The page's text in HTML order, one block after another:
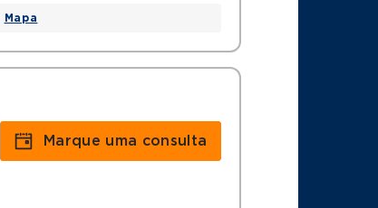
Mapa
Marque uma consulta